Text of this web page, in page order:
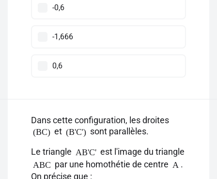
-0,6
-1,666
0,6
Dans cette configuration, les droites
(BC) et (B'C') sont parallèles.
Le triangle AB'C' est l'image du triangle
ABC par une homothétie de centre A .
On précise que :